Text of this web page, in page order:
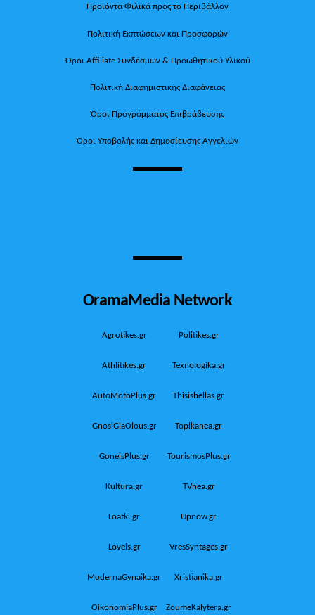
Προϊόντα Φιλικά προς το Περιβάλλον
Πολιτική Εκπτώσεων και Προσφορών
Όροι Affiliate Συνδέσμων & Προωθητικού Υλικού
Πολιτική Διαφημιστικής Διαφάνειας
Όροι Προγράμματος Επιβράβευσης
Όροι Υποβολής και Δημοσίευσης Αγγελιών
OramaMedia Network
Agrotikes.gr Politikes.gr
Athlitikes.gr Texnologika.gr
AutoMotoPlus.gr Thisishellas.gr
GnosiGiaOlous.gr Topikanea.gr
GoneisPlus.gr TourismosPlus.gr
Kultura.gr TVnea.gr
Loatki.gr Upnow.gr
Loveis.gr VresSyntages.gr
ModernaGynaika.gr Xristianika.gr
OikonomiaPlus.gr ZoumeKalytera.gr